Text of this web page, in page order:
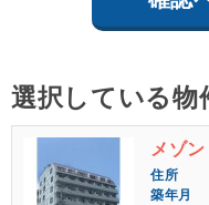
選択している物
メゾ